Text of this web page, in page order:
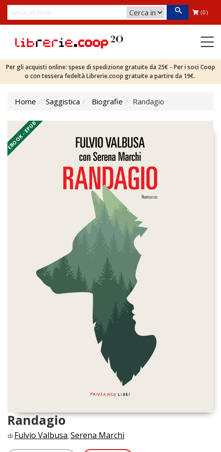
(0)
Per gli acquisti online: spese di spedizione gratuite da 25€ - Per i soci Coop
o con tessera fedeltà Librerie.coop gratuite a partire da 19€.
Home Saggistica Biografie Randagio
EBOOK - EPUB
Randagio
di Fulvio Valbusa, Serena Marchi